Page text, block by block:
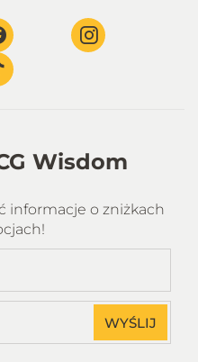
Wisdom
o zniżkach
WYŚLIJ